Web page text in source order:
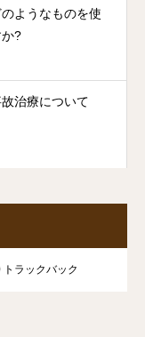
ようなものを使
?
治療について
トラックバック